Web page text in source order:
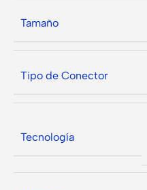
Tamaño
Tipo de Conector
Tecnología